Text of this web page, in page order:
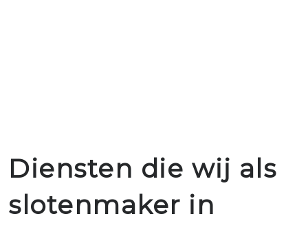
Diensten die wij als
slotenmaker in